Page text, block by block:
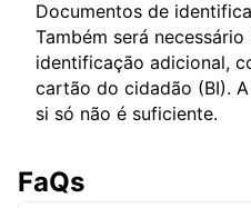
Documentos de
Também será
identificação adicional,
cartão do cidadão (BI).
si só não é suficiente.
FaQs